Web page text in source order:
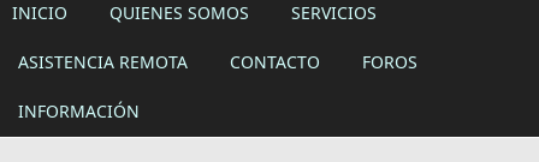
INICIO QUIENES SOMOS SERVICIOS
ASISTENCIA REMOTA CONTACTO FOROS
INFORMACIÓN